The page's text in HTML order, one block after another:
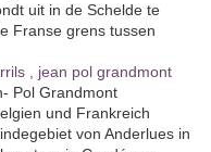
uit in de Schelde te
Franse grens tussen
Pol Grandmont
und Frankreich
von Anderlues in